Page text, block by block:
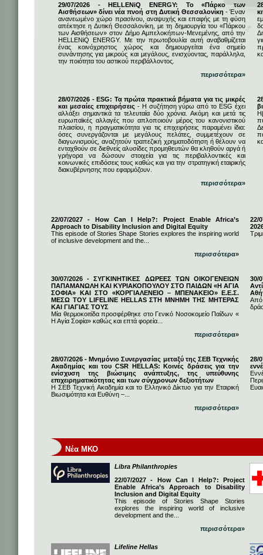
29/07/2026 - HELLENiQ ENERGY: Το «Πάρκο των
Αισθήσεων» δίνει νέα πνοή στη Δυτική Θεσσαλονίκη - Έναν
ανανεωμένο χώρο πρασίνου, αναψυχής και επαφής με τη φύση
απέκτησε η Δυτική Θεσσαλονίκη, με τη δημιουργία του «Πάρκου
των Αισθήσεων» στον Δήμο Αμπελοκήπων-Μενεμένης, από την
HELLENiQ ENERGY. Με την πρωτοβουλία αυτή αναβαθμίζεται
ένας κοινόχρηστος χώρος και δημιουργείται ένα σημείο
συνάντησης για μικρούς και μεγάλους, ενισχύοντας, παράλληλα,
την ποιότητα του αστικού περιβάλλοντος.
περισσότερα»
28/07/2026 - ESG: Τα πρώτα πρακτικά βήματα για τις μικρές
και μεσαίες επιχειρήσεις - Η συζήτηση γύρω από το ESG έχει
αλλάξει σημαντικά τα τελευταία δύο χρόνια. Ακόμη και μετά τις
ευρωπαϊκές αλλαγές που απλοποιούν μέρος του κανονιστικού
πλαισίου, η πραγματικότητα για τις επιχειρήσεις παραμένει ίδια:
όσες συνεργάζονται με μεγάλους πελάτες, συμμετέχουν σε
διαγωνισμούς, αναζητούν τραπεζική χρηματοδότηση ή θέλουν να
ενταχθούν σε διεθνείς αλυσίδες προμηθευτών θα κληθούν αργά ή
γρήγορα να δώσουν στοιχεία για τις περιβαλλοντικές και
κοινωνικές επιδόσεις τους καθώς και για την στρατηγική εταιρικής
διακυβέρνησης που εφαρμόζουν.
περισσότερα»
22/07/2027 - How Can I Help?: Project Enable Africa’s
Approach to Disability Inclusion and Digital Equity
This episode of Stories Shape Stories explores the inspiring world
of inclusive development and the...
περισσότερα»
22/
30/07/2026 - ΣΥΓΚΙΝΗΤΙΚΕΣ ΔΩΡΕΕΣ ΤΩΝ ΟΙΚΟΓΕΝΕΙΩΝ
ΠΑΠΑΜΑΝΩΛΗ ΚΑΙ ΚΥΡΙΑΚΟΠΟΥΛΟΥ ΣΤΟ ΠΑΙΔΩΝ «Η ΑΓΙΑ
ΣΟΦΙΑ» ΚΑΙ ΣΤΟ «ΚΟΡΓΙΑΛΕΝΕΙΟ – ΜΠΕΝΑΚΕΙΟ» Ε.Ε.Σ.
ΜΕΣΩ ΤΟΥ LIFELINE HELLAS ΣΤΗ ΜΝΗΜΗ ΤΗΣ ΜΗΤΕΡΑΣ
ΚΑΙ ΓΙΑΓΙΑΣ ΤΟΥΣ
Μία θερμοκοιτίδα προσφέρθηκε στο Γενικό Νοσοκομείο Παίδων «
Η Αγία Σοφία» καθώς και επτά φορεία...
περισσότερα»
30/
Από
28/07/2026 - Μνημόνιο Συνεργασίας μεταξύ της ΣΕΒ Τεχνικής
Ακαδημίας και του CSR HELLAS: Κοινές δράσεις για την
ενίσχυση της βιώσιμης ανάπτυξης, της υπεύθυνης
επιχειρηματικότητας και των σύγχρονων δεξιοτήτων
Η ΣΕΒ Τεχνική Ακαδημία και το Ελληνικό Δίκτυο για την Εταιρική
Βιωσιμότητα και Ευθύνη –...
περισσότερα»
28/
Νέα ΜΚΟ
Libra Philanthropies
22/07/2027 - How Can I Help?: Project
Enable Africa’s Approach to Disability
Inclusion and Digital Equity
This episode of Stories Shape Stories
explores the inspiring world of inclusive
development and the...
περισσότερα»
Lifeline Hellas